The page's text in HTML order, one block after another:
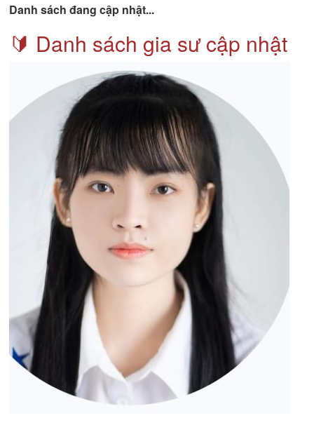
Danh sách đang cập nhật...
🔰 Danh sách gia sư cập nhật